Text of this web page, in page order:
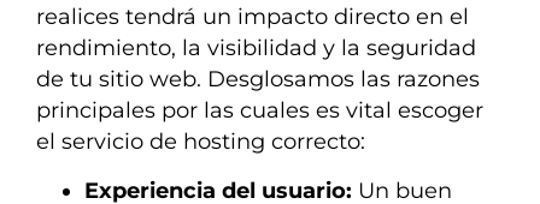
realices tendrá un impacto directo en el
rendimiento, la visibilidad y la seguridad
de tu sitio web. Desglosamos las razones
principales por las cuales es vital escoger
el servicio de hosting correcto:
Experiencia del usuario: Un buen